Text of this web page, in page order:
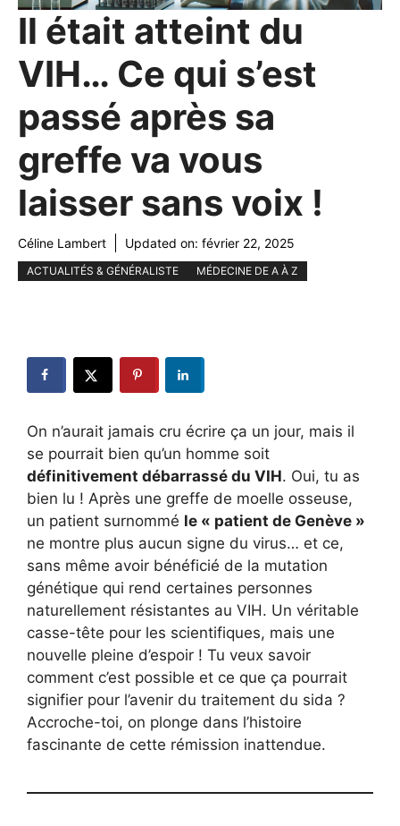
Il était atteint du
VIH… Ce qui s’est
passé après sa
greffe va vous
laisser sans voix !
Céline Lambert Updated on: février 22, 2025
ACTUALITÉS & GÉNÉRALISTE MÉDECINE DE A À Z
On n’aurait jamais cru écrire ça un jour, mais il
se pourrait bien qu’un homme soit
définitivement débarrassé du VIH. Oui, tu as
bien lu ! Après une greffe de moelle osseuse,
un patient surnommé le « patient de Genève »
ne montre plus aucun signe du virus… et ce,
sans même avoir bénéficié de la mutation
génétique qui rend certaines personnes
naturellement résistantes au VIH. Un véritable
casse-tête pour les scientifiques, mais une
nouvelle pleine d’espoir ! Tu veux savoir
comment c’est possible et ce que ça pourrait
signifier pour l’avenir du traitement du sida ?
Accroche-toi, on plonge dans l’histoire
fascinante de cette rémission inattendue.